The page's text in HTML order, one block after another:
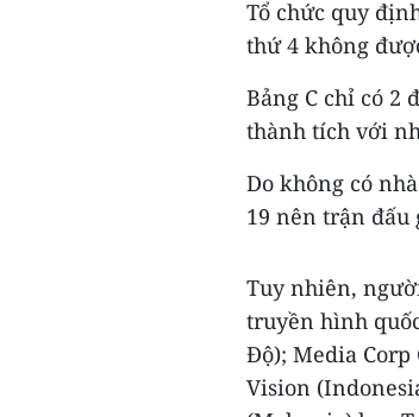
Tổ chức quy
thứ 4 không
Bảng C chỉ có 2
thành tích với
Do không có
19 nên trận đấu
Tuy nhiên,
truyền hình
Độ); Media Corp
Vision